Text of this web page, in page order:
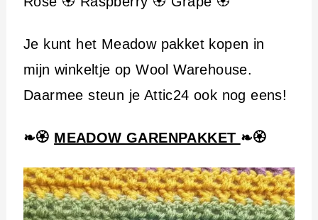
Je kunt het Meadow pakket kopen in
mijn winkeltje op Wool Warehouse.
Daarmee steun je Attic24 ook nog eens!
❧🏵️ MEADOW GARENPAKKET ❧🏵️